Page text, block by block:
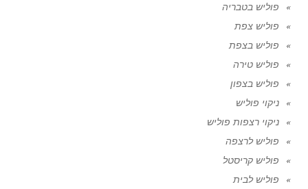
פוליש בטבריה
פוליש צפת
פוליש בצפת
פוליש טירה
פוליש בצפון
ניקוי פוליש
ניקוי רצפות פוליש
פוליש לרצפה
פוליש קריסטל
פוליש לבית